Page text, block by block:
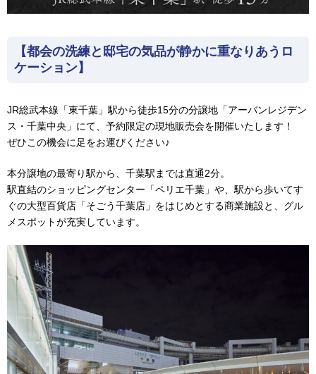
【都会の洗練と邸宅の気品が静かに重なりあうロ
ケーション】
JR総武本線「東千葉」駅から徒歩15分の分譲地「アーバンレジデン
ス・千葉中央」にて、予約限定の現地販売会を開催いたします！
ぜひこの機会に足をお運びください♪
本分譲地の最寄り駅から、千葉駅までは直通2分。
駅直結のショッピングセンター「ペリエ千葉」や、駅から歩いてす
ぐの大型百貨店「そごう千葉店」をはじめとする商業施設と、グル
メスポットが充実しています。